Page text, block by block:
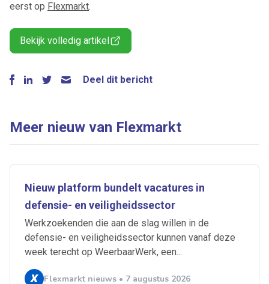
eerst op Flexmarkt.
Bekijk volledig artikel
Deel dit bericht
Meer nieuw van Flexmarkt
Nieuw platform bundelt vacatures in
defensie- en veiligheidssector
Werkzoekenden die aan de slag willen in de
defensie- en veiligheidssector kunnen vanaf deze
week terecht op WeerbaarWerk, een...
Flexmarkt nieuws • 7 augustus 2026